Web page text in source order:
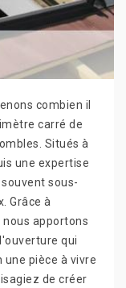
combien il
carré de
Situés à
une expertise
sous-
Grâce à
apportons
qui
pièce à vivre
de créer